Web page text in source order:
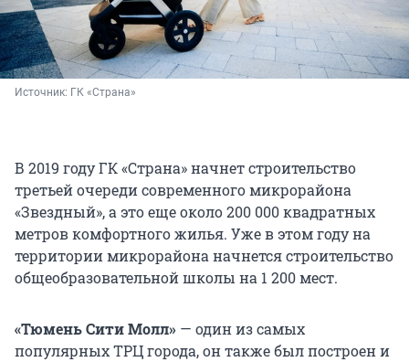
Источник: ГК «Страна»
В 2019 году ГК «Страна» начнет строительство
третьей очереди современного микрорайона
«Звездный», а это еще около 200 000 квадратных
метров комфортного жилья. Уже в этом году на
территории микрорайона начнется строительство
общеобразовательной школы на 1 200 мест.
«Тюмень Сити Молл» — один из самых
популярных ТРЦ города, он также был построен и